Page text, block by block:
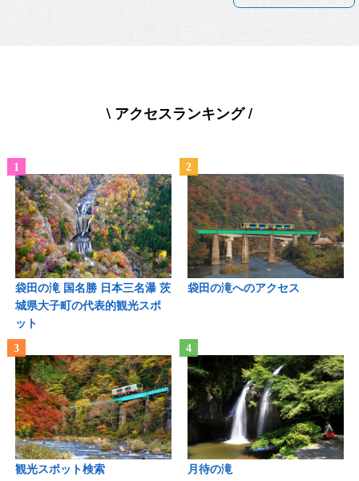
\ アクセスランキング /
袋田の滝 国名勝 日本三名瀑 茨
城県大子町の代表的観光スポ
ット
袋田の滝へのアクセス
観光スポット検索 月待の滝